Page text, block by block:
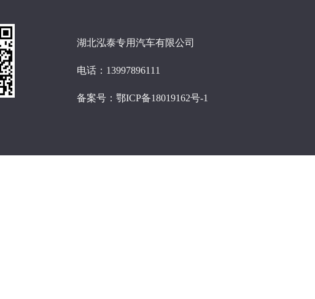
湖北泓泰专用汽车有限公司
电话：13997896111
备案号： 鄂ICP备18019162号-1